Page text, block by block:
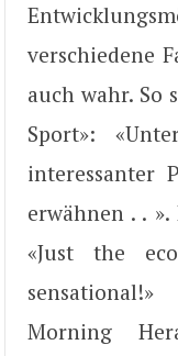
verschiedene
auch wahr. So
Sport»:
interessanter
erwähnen . .
«Just the
Morning